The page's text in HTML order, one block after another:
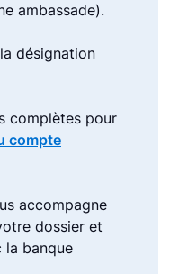
ambassade).
désignation
complètes pour
compte
accompagne
dossier et
la banque